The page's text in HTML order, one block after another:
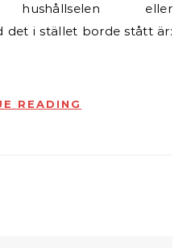
eller
det i stället borde stått är:
READING